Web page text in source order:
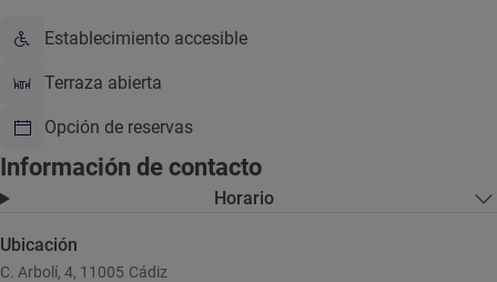
Establecimiento accesible
Terraza abierta
Opción de reservas
Información de contacto
Horario
Ubicación
C. Arbolí, 4, 11005 Cádiz